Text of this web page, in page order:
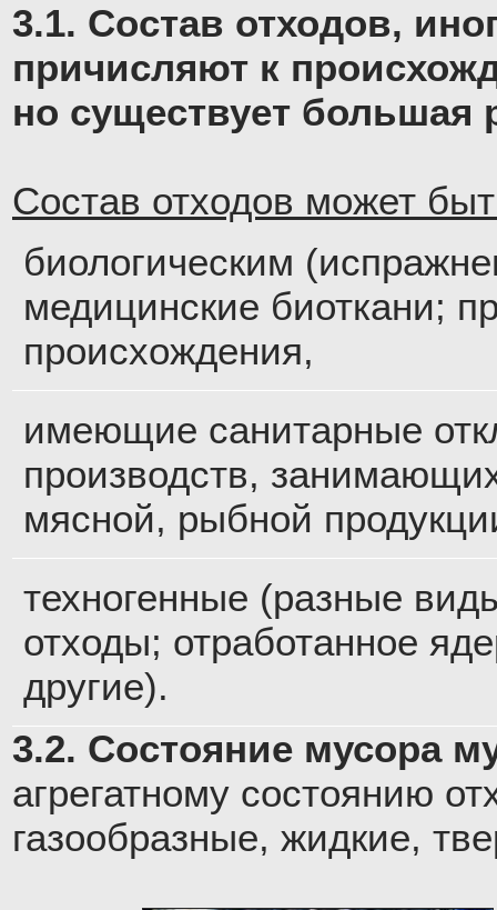
3.1. Состав отходов,
причисляют к
но существует большая
Состав отходов может
биологическим
медицинские биоткани;
происхождения,
имеющие санитарные
производств,
мясной, рыбной
техногенные (разные
отходы; отработанное
другие).
3.2. Состояние мусора
агрегатному состоянию
газообразные, жидкие,